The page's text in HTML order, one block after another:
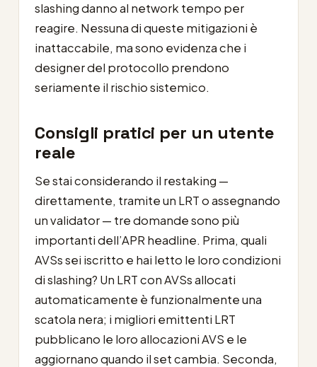
slashing danno al network tempo per
reagire. Nessuna di queste mitigazioni è
inattaccabile, ma sono evidenza che i
designer del protocollo prendono
seriamente il rischio sistemico.
Consigli pratici per un utente
reale
Se stai considerando il restaking —
direttamente, tramite un LRT o assegnando
un validator — tre domande sono più
importanti dell’APR headline. Prima, quali
AVSs sei iscritto e hai letto le loro condizioni
di slashing? Un LRT con AVSs allocati
automaticamente è funzionalmente una
scatola nera; i migliori emittenti LRT
pubblicano le loro allocazioni AVS e le
aggiornano quando il set cambia. Seconda,